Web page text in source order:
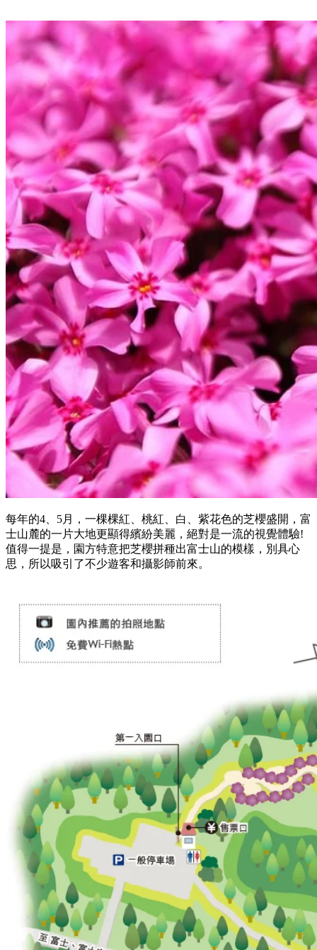
每年的4、5月，一棵棵紅、桃紅、白、紫花色的芝櫻盛開，富
士山麓的一片大地更顯得繽紛美麗，絕對是一流的視覺體驗!
值得一提是，園方特意把芝櫻拼種出富士山的模樣，別具心
思，所以吸引了不少遊客和攝影師前來。